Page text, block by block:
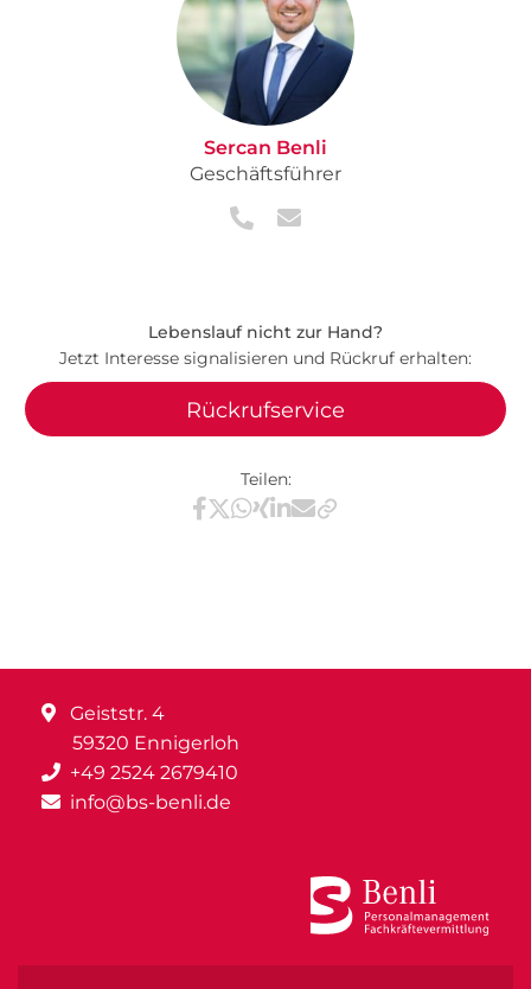
Sercan Benli
Geschäftsführer
Lebenslauf nicht zur Hand?
Jetzt Interesse signalisieren und Rückruf erhalten:
Rückrufservice
Teilen:
Teilen via Facebook
Teilen via X / Twitter
Teilen via WhatsApp
Teilen via Xing
Teilen via LinkedIn
Teilen via E-Mail
Geiststr. 4
59320 Ennigerloh
+49 2524 2679410
info@bs-benli.de